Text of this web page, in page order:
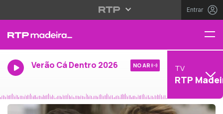
Entrar
Verão Cá Dentro 2026 NO AR TV
RTP